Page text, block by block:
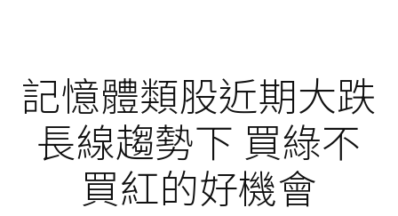
記憶體類股近期大跌
長線趨勢下 買綠不
買紅的好機會